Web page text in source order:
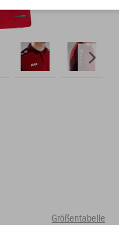
Größentabelle